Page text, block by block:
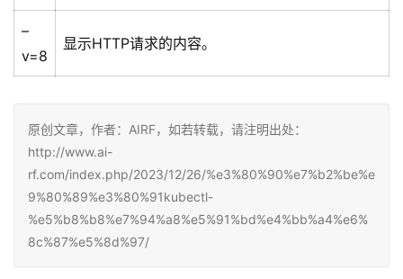
–
v=8
显示HTTP请求的内容。
原创文章，作者：AIRF，如若转载，请注明出处：
http://www.ai-
rf.com/index.php/2023/12/26/%e3%80%90%e7%b2%be%e
9%80%89%e3%80%91kubectl-
%e5%b8%b8%e7%94%a8%e5%91%bd%e4%bb%a4%e6%
8c%87%e5%8d%97/